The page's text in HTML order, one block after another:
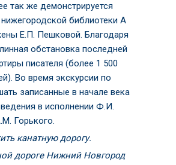
так же демонстрируется
нижегородской библиотеки А
Е.П. Пешковой. Благодаря
обстановка последней
писателя (более 1 500
Во время экскурсии по
записанные в начале века
в исполнении Ф.И.
Горького.
канатную дорогу.
дороге Нижний Новгород